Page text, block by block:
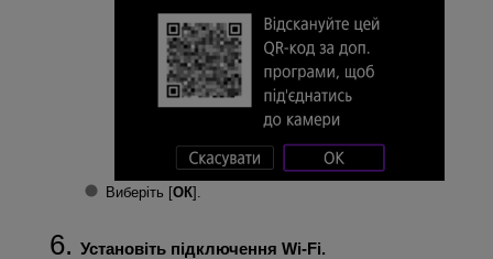
Виберіть [ОК].
Установіть підключення Wi-Fi.